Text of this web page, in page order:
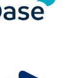
sous pression
une pompe. Le
aux